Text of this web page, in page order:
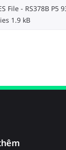
File - RS378B P5
ies 1.9 kB